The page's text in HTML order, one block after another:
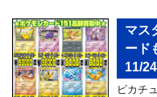
マス
ード
11/
ピカチ